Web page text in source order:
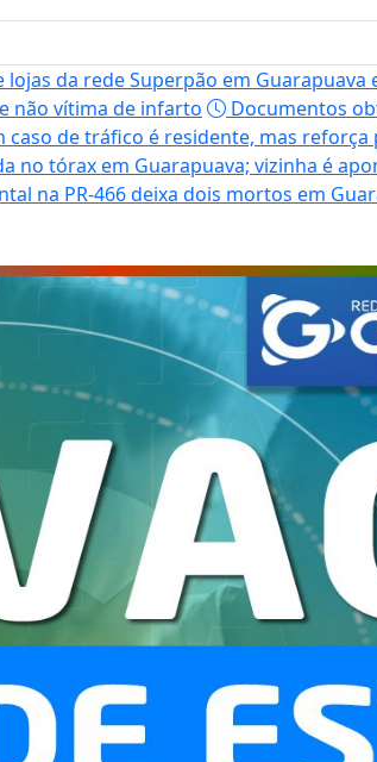
da rede Superpão em Guarapuava
não vítima de infarto
Documentos
de tráfico é residente, mas reforça
no tórax em Guarapuava; vizinha é
na PR-466 deixa dois mortos em